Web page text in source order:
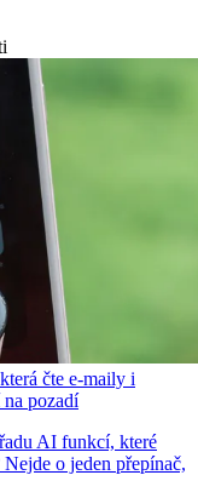
čte e-maily i
pozadí
AI funkcí, které
o jeden přepínač,